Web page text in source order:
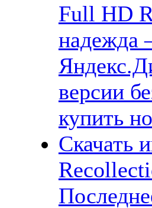
Full HD
надежда
версии
купить
Скачать